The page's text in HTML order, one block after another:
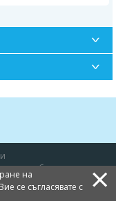
потребителя
на
се съгласявате с
×